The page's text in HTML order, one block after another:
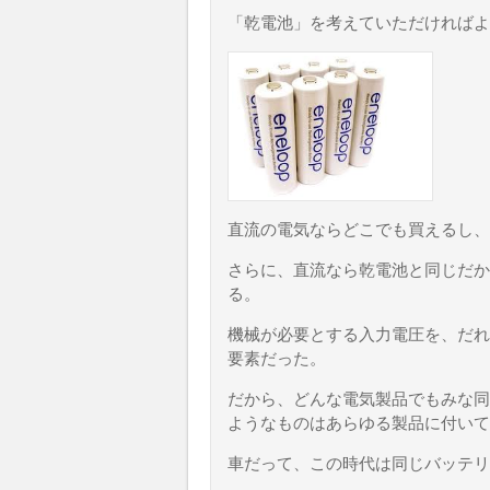
「乾電池」を考えていただければ
直流の電気ならどこでも買えるし
さらに、直流なら乾電池と同じだ
る。
機械が必要とする入力電圧を、だ
要素だった。
だから、どんな電気製品でもみな
ようなものはあらゆる製品に付い
車だって、この時代は同じバッテ